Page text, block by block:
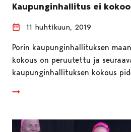
Kaupunginhallitus ei
11 huhtikuun, 2019
Porin kaupunginhallituksen
kokous on peruutettu ja
kaupunginhallituksen kokous